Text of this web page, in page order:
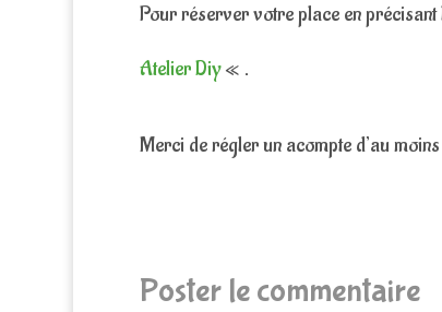
Pour réserver votre place en
Atelier Diy« .
Merci de régler un acompte d’au
Poster le commentaire